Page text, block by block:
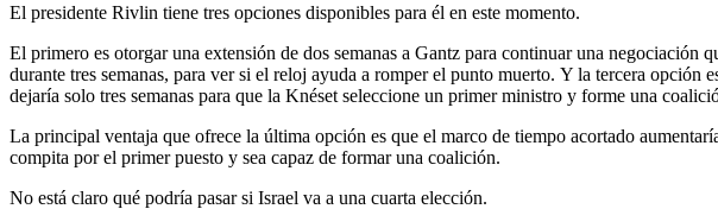
El presidente Rivlin tiene tres opciones disponibles para él en este momento.
El primero es otorgar una extensión de dos semanas a Gantz para continuar una negociación
durante tres semanas, para ver si el reloj ayuda a romper el punto muerto. Y la tercera opción
dejaría solo tres semanas para que la Knéset seleccione un primer ministro y forme una
La principal ventaja que ofrece la última opción es que el marco de tiempo acortado
compita por el primer puesto y sea capaz de formar una coalición.
No está claro qué podría pasar si Israel va a una cuarta elección.